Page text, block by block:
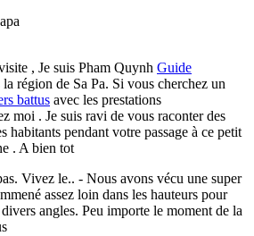
, Je suis Pham Quynh Guide
région de Sa Pa. Si vous cherchez un
battus avec les prestations
moi . Je suis ravi de vous raconter des
habitants pendant votre passage à ce petit
. A bien tot
Vivez le.. - Nous avons vécu une super
assez loin dans les hauteurs pour
angles. Peu importe le moment de la